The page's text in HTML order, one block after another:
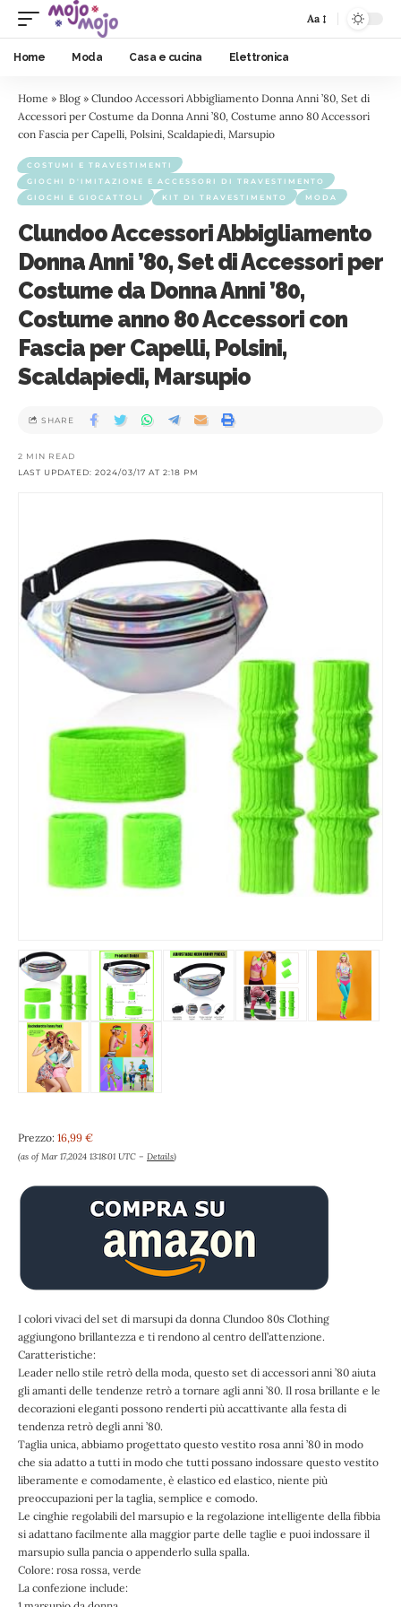
Aa
Home Moda Casa e cucina Elettronica
Home » Blog » Clundoo Accessori Abbigliamento Donna Anni ’80, Set di
Accessori per Costume da Donna Anni ’80, Costume anno 80 Accessori
con Fascia per Capelli, Polsini, Scaldapiedi, Marsupio
COSTUMI E TRAVESTIMENTI
GIOCHI D'IMITAZIONE E ACCESSORI DI TRAVESTIMENTO
GIOCHI E GIOCATTOLI
KIT DI TRAVESTIMENTO MODA
Clundoo Accessori Abbigliamento
Donna Anni ’80, Set di Accessori per
Costume da Donna Anni ’80,
Costume anno 80 Accessori con
Fascia per Capelli, Polsini,
Scaldapiedi, Marsupio
LAST UPDATED: 2024/03/17 AT 2:18 PM
2 MIN READ
SHARE
Prezzo: 16,99 €
(as of Mar 17,2024 13:18:01 UTC – Details)
I colori vivaci del set di marsupi da donna Clundoo 80s Clothing
aggiungono brillantezza e ti rendono al centro dell’attenzione.
Caratteristiche:
Leader nello stile retrò della moda, questo set di accessori anni ’80 aiuta
gli amanti delle tendenze retrò a tornare agli anni ’80. Il rosa brillante e le
decorazioni eleganti possono renderti più accattivante alla festa di
tendenza retrò degli anni ’80.
Taglia unica, abbiamo progettato questo vestito rosa anni ’80 in modo
che sia adatto a tutti in modo che tutti possano indossare questo vestito
liberamente e comodamente, è elastico ed elastico, niente più
preoccupazioni per la taglia, semplice e comodo.
Le cinghie regolabili del marsupio e la regolazione intelligente della fibbia
si adattano facilmente alla maggior parte delle taglie e puoi indossare il
marsupio sulla pancia o appenderlo sulla spalla.
Colore: rosa rossa, verde
La confezione include: